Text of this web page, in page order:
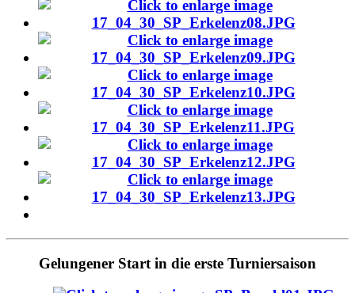
Gelungener Start in die erste Turniersaison